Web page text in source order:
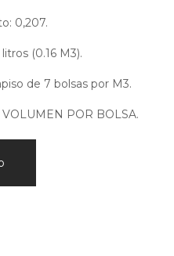
0,207.
(0.16 M3).
de 7 bolsas por M3.
POR BOLSA.